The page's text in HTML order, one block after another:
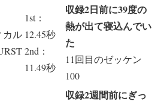
カル
1st：
12.45秒
2nd：
11.49秒
収録2日前に39度の
熱が出て寝込んでい
た
11回目のゼッケン
100
収録2週間前にぎっ